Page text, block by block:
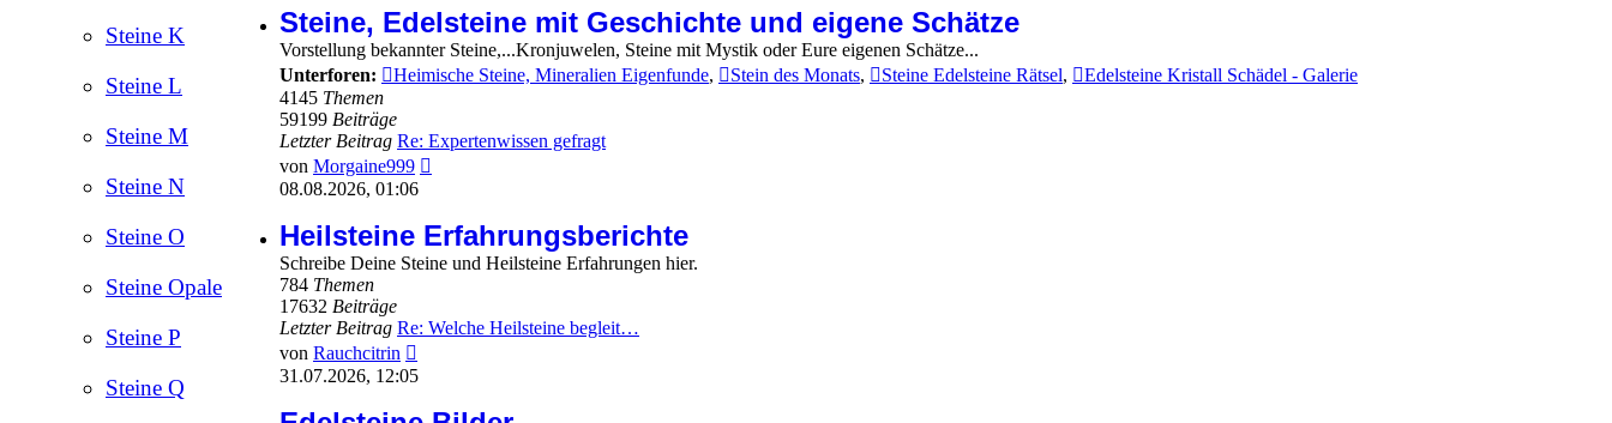
Steine K
Steine L
Steine M
Steine N
Steine O
Steine Opale
Steine P
Steine Q
Steine, Edelsteine mit Geschichte und eigene Schätze
Vorstellung bekannter Steine,...Kronjuwelen, Steine mit Mystik oder Eure eigenen Schätze...
Unterforen:
Heimische Steine, Mineralien Eigenfunde, Stein des Monats, Steine Edelsteine Rätsel,
Edelsteine Kristall Schädel - Galerie
4145 Themen
59199 Beiträge
Letzter Beitrag Re: Expertenwissen gefragt
von Morgaine999
08.08.2026, 01:06
Heilsteine Erfahrungsberichte
Schreibe Deine Steine und Heilsteine Erfahrungen hier.
784 Themen
17632 Beiträge
Letzter Beitrag Re: Welche Heilsteine begleit…
von Rauchcitrin
Beitrag
31.07.2026, 12:05